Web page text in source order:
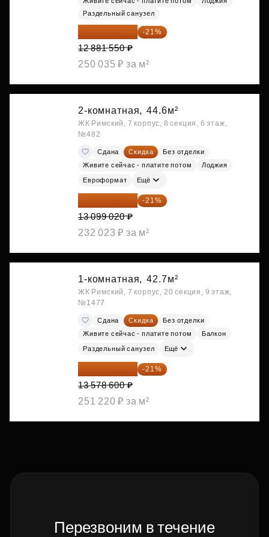
Раздельный санузел
10 176 425 ₽ -21%
12 881 550 ₽
250 035 ₽ за м²
2-комнатная, 44.6м²
ЖК Римский, 7 корпус, 8 секция, 6 этаж,
№482
Сдана Скидка
Без отделки
Живите сейчас - платите потом
Лоджия
Евроформат Ещё
10 348 226 ₽ -21%
13 099 020 ₽
232 023 ₽ за м²
1-комнатная, 42.7м²
ЖК Римский, 7 корпус, 20 секция, 9 этаж,
№1477
Сдана Скидка
Без отделки
Живите сейчас - платите потом
Балкон
Раздельный санузел Ещё
10 727 094 ₽ -21%
13 578 600 ₽
251 220 ₽ за м²
Перезвоним в течение